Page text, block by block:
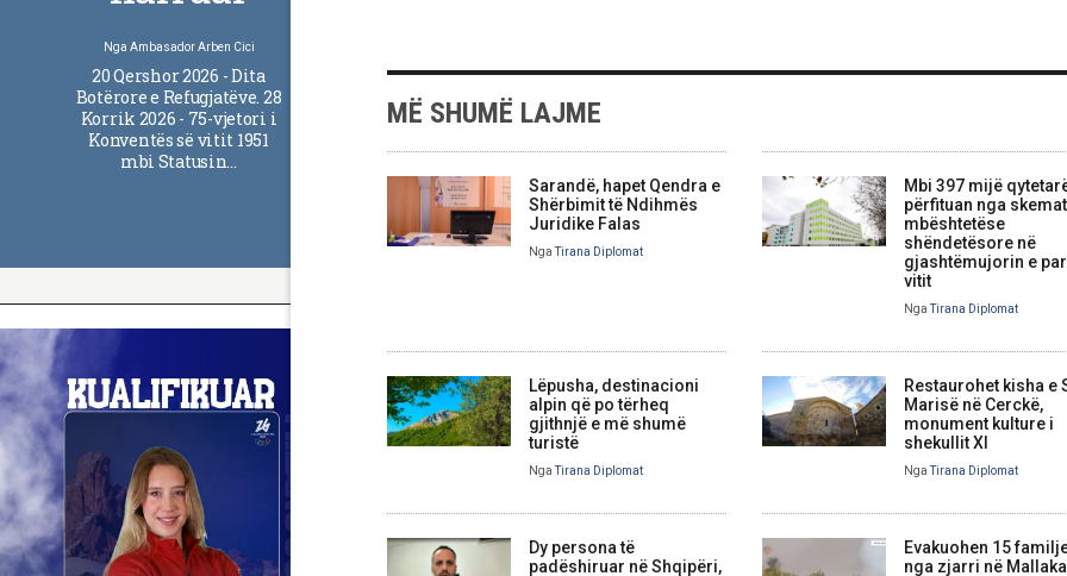
MË SHUMË LAJME
Sarandë, hapet Qendra e
Shërbimit të Ndihmës
Juridike Falas
Nga Tirana Diplomat
Mbi 397 mijë
përfituan nga skemat
mbështetëse
shëndetësore në
gjashtëmujorin e
vitit
Nga Tirana Diplomat
Lëpusha, destinacioni
alpin që po tërheq
gjithnjë e më shumë
turistë
Nga Tirana Diplomat
Restaurohet kisha e
Marisë në Cerckë,
monument kulture i
shekullit XI
Nga Tirana Diplomat
Dy persona të
padëshiruar në Shqipëri,
Evakuohen 15
nga zjarri në
Nga Ambasador Arben Cici
20 Qershor 2026 - Dita
Botërore e Refugjatëve. 28
Korrik 2026 - 75-vjetori i
Konventës së vitit 1951
mbi Statusin…